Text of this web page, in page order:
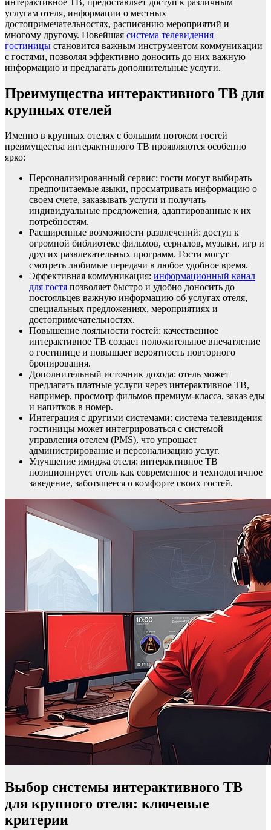
услугам отеля, информации о местных
достопримечательностях, расписанию мероприятий и
многому другому. Новейшая система телевидения
гостиницы становится важным инструментом коммуникации
с гостями, позволяя эффективно доносить до них важную
информацию и предлагать дополнительные услуги.
Преимущества интерактивного ТВ для
крупных отелей
Именно в крупных отелях с большим потоком гостей
преимущества интерактивного ТВ проявляются особенно
ярко:
Персонализированный сервис: гости могут выбирать
предпочитаемые языки, просматривать информацию о
своем счете, заказывать услуги и получать
индивидуальные предложения, адаптированные к их
потребностям.
Расширенные возможности развлечений: доступ к
огромной библиотеке фильмов, сериалов, музыки, игр и
других развлекательных программ. Гости могут
смотреть любимые передачи в любое удобное время.
Эффективная коммуникация: информационный канал
для гостя позволяет быстро и удобно доносить до
постояльцев важную информацию об услугах отеля,
специальных предложениях, мероприятиях и
достопримечательностях.
Повышение лояльности гостей: качественное
интерактивное ТВ создает положительное впечатление
о гостинице и повышает вероятность повторного
бронирования.
Дополнительный источник дохода: отель может
предлагать платные услуги через интерактивное ТВ,
например, просмотр фильмов премиум-класса, заказ еды
и напитков в номер.
Интеграция с другими системами: система телевидения
гостиницы может интегрироваться с системой
управления отелем (PMS), что упрощает
администрирование и персонализацию услуг.
Улучшение имиджа отеля: интерактивное ТВ
позиционирует отель как современное и технологичное
заведение, заботящееся о комфорте своих гостей.
Выбор системы интерактивного ТВ
для крупного отеля: ключевые
критерии